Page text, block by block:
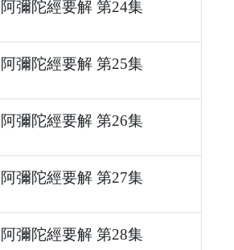
阿彌陀經要解 第24集
阿彌陀經要解 第25集
阿彌陀經要解 第26集
阿彌陀經要解 第27集
阿彌陀經要解 第28集